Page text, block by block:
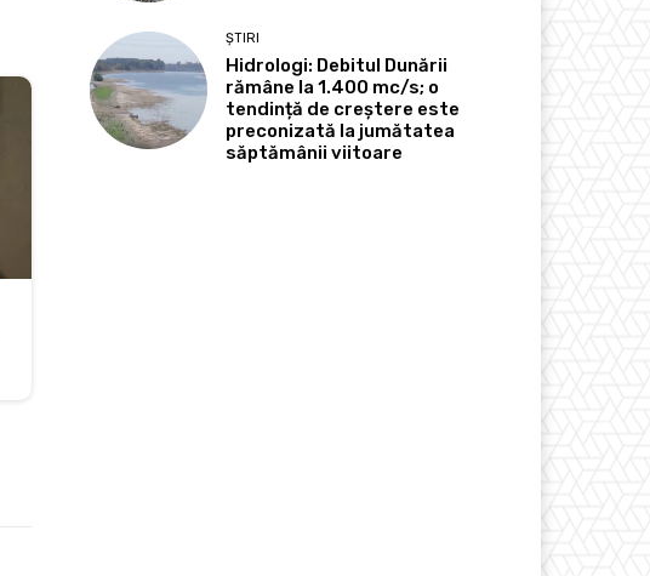
ȘTIRI
Hidrologi: Debitul Dunării
rămâne la 1.400 mc/s; o
tendință de creștere este
preconizată la jumătatea
săptămânii viitoare